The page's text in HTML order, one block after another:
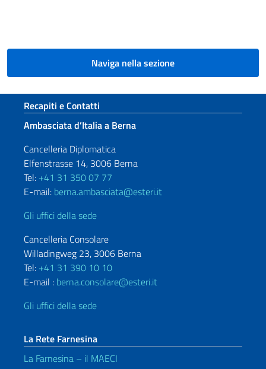
Naviga nella sezione
Sezione footer
Recapiti e Contatti
Ambasciata d’Italia a Berna
Cancelleria Diplomatica
Elfenstrasse 14, 3006 Berna
Tel: +41 31 350 07 77
E-mail: berna.ambasciata@esteri.it
Gli uffici della sede
Cancelleria Consolare
Willadingweg 23, 3006 Berna
Tel: +41 31 390 10 10
E-mail : berna.consolare@esteri.it
Gli uffici della sede
La Rete Farnesina
La Farnesina – il MAECI